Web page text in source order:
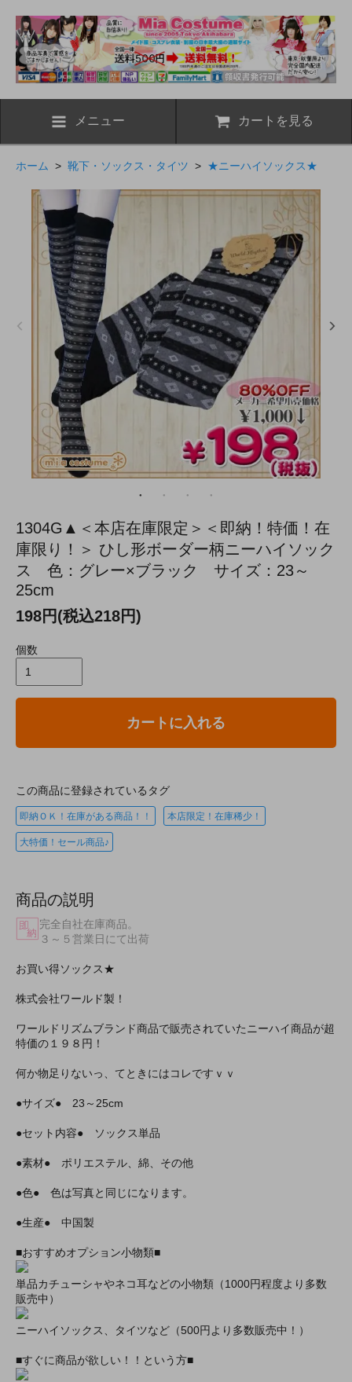
メニュー カートを見る
ホーム > 靴下・ソックス・タイツ > ★ニーハイソックス★
1304G▲＜本店在庫限定＞＜即納！特価！在
庫限り！＞ ひし形ボーダー柄ニーハイソック
ス 色：グレー×ブラック サイズ：23～
25cm
198円(税込218円)
個数
カートに入れる
この商品に登録されているタグ
即納ＯＫ！在庫がある商品！！ 本店限定！在庫稀少！
大特価！セール商品♪
商品の説明
完全自社在庫商品。
３～５営業日にて出荷
お買い得ソックス★
株式会社ワールド製！
ワールドリズムブランド商品で販売されていたニーハイ商品が超
特価の１９８円！
何か物足りないっ、てときにはコレですｖｖ
●サイズ● 23～25cm
●セット内容● ソックス単品
●素材● ポリエステル、綿、その他
●色● 色は写真と同じになります。
●生産● 中国製
■おすすめオプション小物類■
単品カチューシャやネコ耳などの小物類（1000円程度より多数
販売中）
ニーハイソックス、タイツなど（500円より多数販売中！）
■すぐに商品が欲しい！！という方■